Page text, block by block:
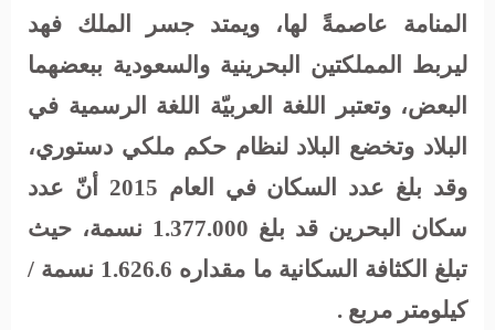
المنامة عاصمةً لها، ويمتد جسر الملك فهد
ليربط المملكتين البحرينية والسعودية ببعضهما
البعض، وتعتبر اللغة العربيّة اللغة الرسمية في
البلاد وتخضع البلاد لنظام حكم ملكي دستوري،
وقد بلغ عدد السكان في العام 2015 أنّ عدد
سكان البحرين قد بلغ 1.377.000 نسمة، حيث
تبلغ الكثافة السكانية ما مقداره 1.626.6 نسمة /
كيلومتر مربع .